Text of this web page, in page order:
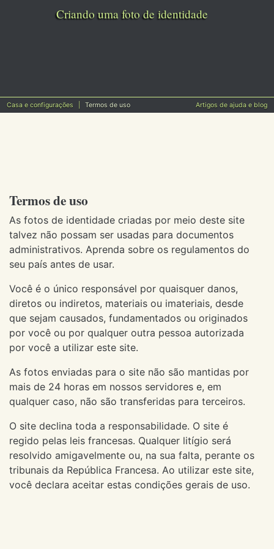
Criando uma foto de identidade
Artigos de ajuda e blog
Casa e configurações Termos de uso
Termos de uso
As fotos de identidade criadas por meio deste site
talvez não possam ser usadas para documentos
administrativos. Aprenda sobre os regulamentos do
seu país antes de usar.
Você é o único responsável por quaisquer danos,
diretos ou indiretos, materiais ou imateriais, desde
que sejam causados, fundamentados ou originados
por você ou por qualquer outra pessoa autorizada
por você a utilizar este site.
As fotos enviadas para o site não são mantidas por
mais de 24 horas em nossos servidores e, em
qualquer caso, não são transferidas para terceiros.
O site declina toda a responsabilidade. O site é
regido pelas leis francesas. Qualquer litígio será
resolvido amigavelmente ou, na sua falta, perante os
tribunais da República Francesa. Ao utilizar este site,
você declara aceitar estas condições gerais de uso.